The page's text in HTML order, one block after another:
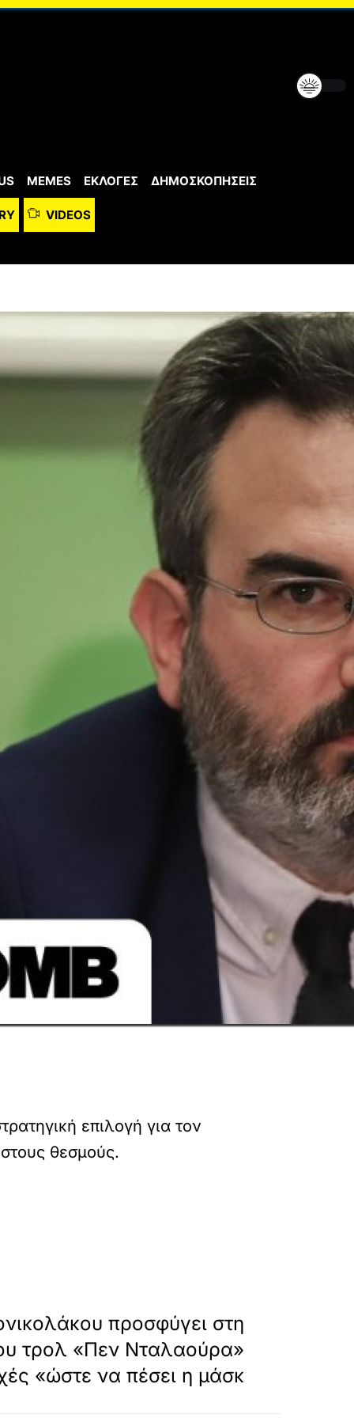
MEMES ΕΚΛΟΓΕΣ ΔΗΜΟΣΚΟΠΗΣΕΙΣ
VIDEOS
επιλογή για τον
θεσμούς.
προσφύγει στη
τρολ «Πεν Νταλαούρα»
«ώστε να πέσει η μάσκ